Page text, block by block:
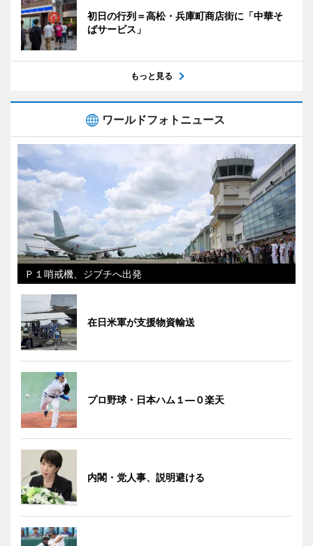
初日の行列＝高松・兵庫町商店街に「中華そ
ばサービス」
もっと見る
ワールドフォトニュース
Ｐ１哨戒機、ジブチへ出発
在日米軍が支援物資輸送
プロ野球・日本ハム１―０楽天
内閣・党人事、説明避ける